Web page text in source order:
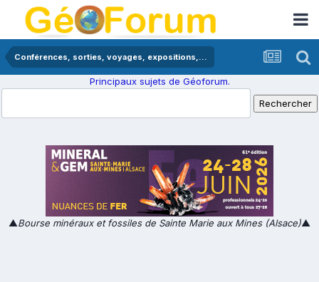
Conférences, sorties, voyages, expositions,...
Principaux sujets de Géoforum.
▲Bourse minéraux et fossiles de Sainte Marie aux Mines (Alsace)▲